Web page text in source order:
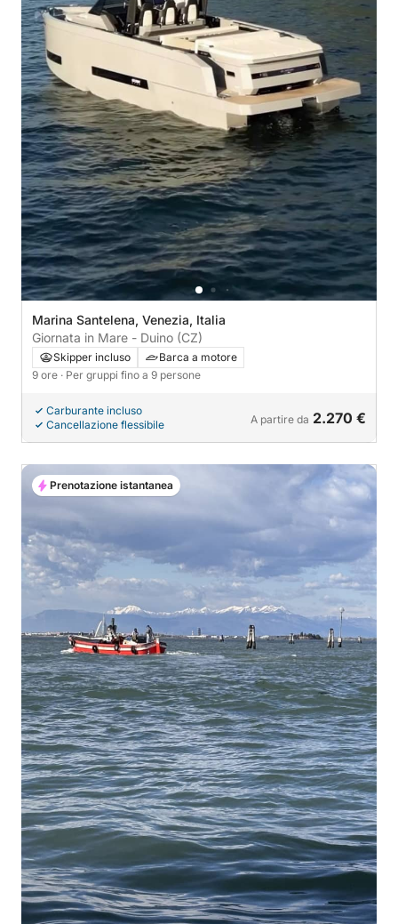
Marina Santelena, Venezia, Italia
Giornata in Mare - Duino (CZ)
Skipper incluso
Barca a motore
9 ore · Per gruppi fino a 9 persone
Carburante incluso
Cancellazione flessibile
A partire da 2.270 €
Prenotazione istantanea